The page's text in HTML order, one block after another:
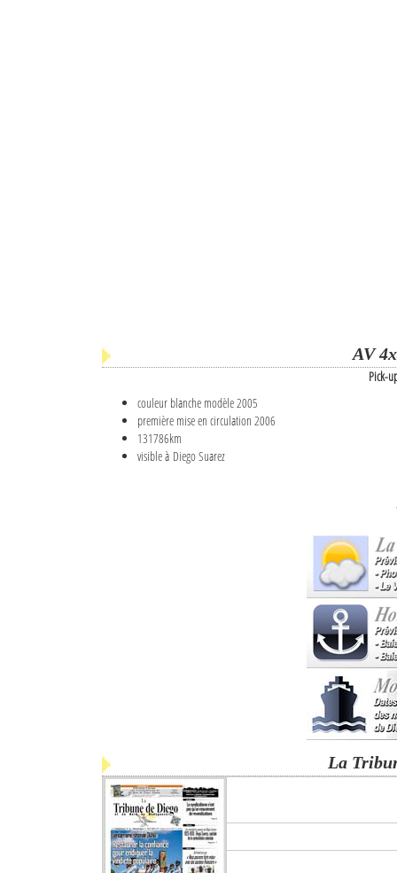
AV
Pick-
couleur blanche modèle 2005
première mise en circulation 2006
131786km
visible à Diego Suarez
La